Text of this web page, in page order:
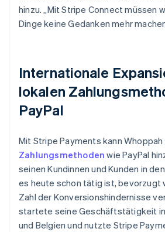
hinzu. „Mit Stripe Connect müssen
Dinge keine Gedanken mehr
Internationale
lokalen
PayPal
Mit Stripe Payments kann
Zahlungsmethoden wie PayPal
seinen Kundinnen und Kunden in
es heute schon tätig ist, bevorzugt
Zahl der Konversionshindernisse
startete seine Geschäftstätigkeit
und Belgien und nutzte Stripe